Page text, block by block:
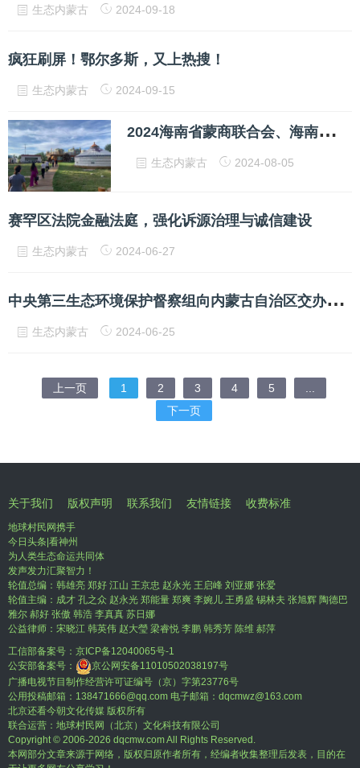
生态内蒙古 2024-09-18
疯狂刷屏！鄂尔多斯，又上热搜！
生态内蒙古 2024-09-15
2
024海南省蒙商联合会、海南省内蒙古文化研究会商务考察之——包头篇
生态内蒙古 2024-08-05
赛罕区法院金融法庭，强化诉源治理与诚信建设
生态内蒙古 2024-06-27
中
央第三生态环境保护督察组向内蒙古自治区交办第十六批90件群众信访举报件
生态内蒙古 2024-06-25
上一页 1 2 3 4 5
下一页
关于我们 版权声明 联系我们 友情链接 收费标准
地球村民网携手
今日头条|看神州
为人类生态命运共同体
发声发力汇聚智力！
轮值总编：韩雄亮 郑好 江山 王京忠 赵永光 王启峰 刘亚娜 张爱
轮值主编：成才 孔之众 赵永光 郑能量 郑爽 李婉儿 王勇盛 锡林夫 张旭辉 陶德巴
雅尔 郝好 张傲 韩浩 李真真 苏日娜
公益律师：宋晓江 韩英伟 赵大瑩 梁睿悦 李鹏 韩秀芳 陈维 郝萍
工信部备案号： 京ICP备12040065号-1
公安部备案号：
京公网安备11010502038197号
广播电视节目制作经营许可证编号（京）字第23776号
公用投稿邮箱：138471666@qq.com 电子邮箱：dqcmwz@163.com
北京还看今朝文化传媒 版权所有
联合运营：地球村民网（北京）文化科技有限公司
Copyright © 2006-2026 dqcmw.com All Rights Reserved.
本网部分文章来源于网络，版权归原作者所有，经编者收集整理后发表，目的在